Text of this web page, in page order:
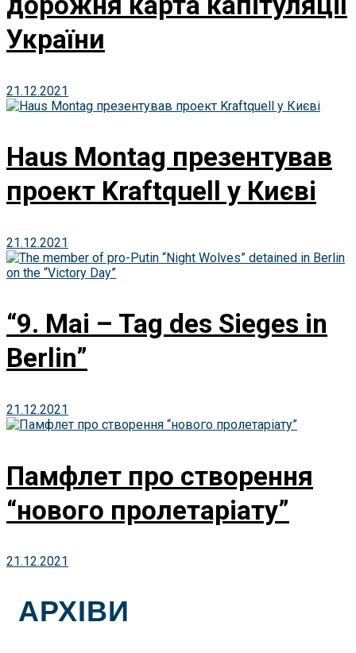
України
21.12.2021
Haus Montag презентував
проект Kraftquell у Києві
21.12.2021
“9. Mai – Tag des Sieges in
Berlin”
21.12.2021
Памфлет про створення
“нового пролетаріату”
21.12.2021
АРХІВИ